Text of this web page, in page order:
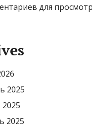
для
2025
2025